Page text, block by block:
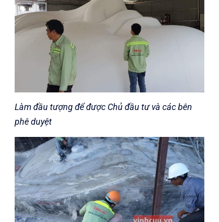
Làm đầu tượng để được Chủ đầu tư và các bên
phê duyệt